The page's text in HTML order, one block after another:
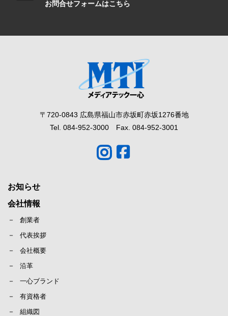
お問合せフォームはこちら
〒720-0843 広島県福山市赤坂町赤坂1276番地
Tel. 084-952-3000 Fax. 084-952-3001
お知らせ
会社情報
創業者
代表挨拶
会社概要
沿革
一心ブランド
有資格者
組織図